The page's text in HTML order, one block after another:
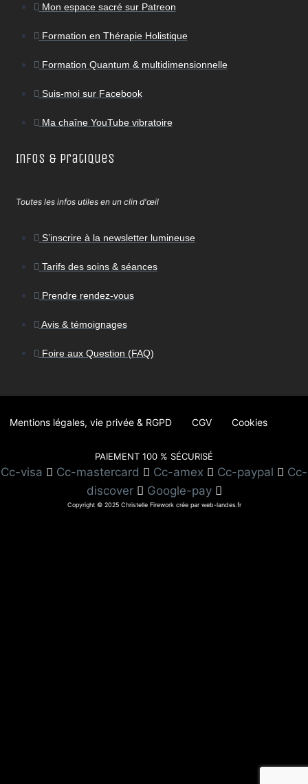
Mon espace sacré sur Patreon
Formation en Thérapie Holistique
Formation Quantum & multidimensionnelle
Suis-moi sur Facebook
Ma chaîne YouTube vibratoire
Infos & Pratiques
Toutes les infos utiles en un clin d'œil
S’inscrire à la newsletter lumineuse
Tarifs des soins & séances
Prendre rendez-vous
Avis & témoignages
Foire aux Question (FAQ)
Mentions légales, vie privée & RGPD CGV Cookies
PAIEMENT 100 % SÉCURISÉ
Cc-visa Cc-mastercard Cc-amex Cc-paypal
Cc-
discover
Google-pay
Copyright © 2025 Christelle Firework crée par web-landes.fr